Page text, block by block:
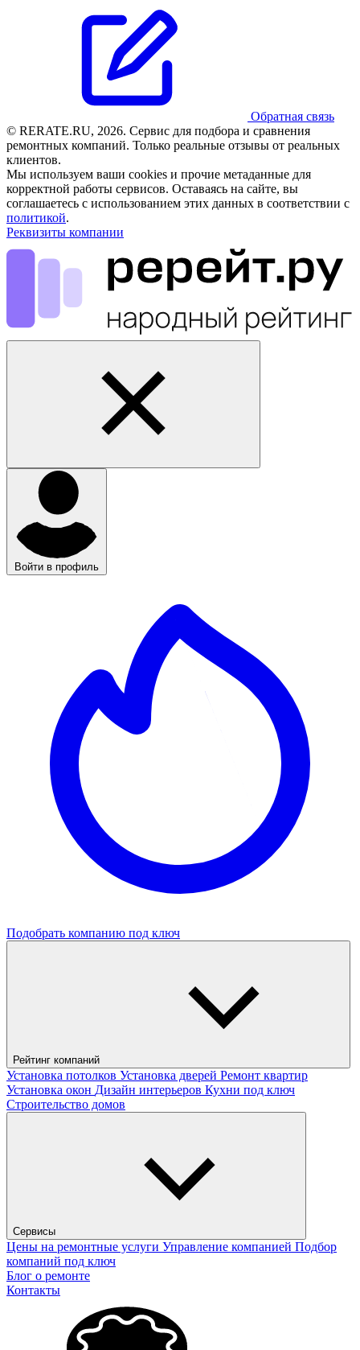
Обратная связь
© RERATE.RU, 2026. Сервис для подбора и сравнения
ремонтных компаний. Только реальные отзывы от реальных
клиентов.
Мы используем ваши cookies и прочие метаданные для
корректной работы сервисов. Оставаясь на сайте, вы
соглашаетесь с использованием этих данных в соответствии с
политикой.
Реквизиты компании
Войти в профиль
Подобрать компанию под ключ
Рейтинг компаний
Установка потолков Установка дверей Ремонт квартир
Установка окон Дизайн интерьеров Кухни под ключ
Строительство домов
Сервисы
Цены на ремонтные услуги Управление компанией Подбор
компаний под ключ
Блог о ремонте
Контакты